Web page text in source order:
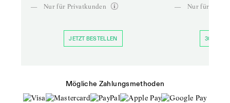
—
Nur für Privatkunden
JETZT BESTELLEN
—
Nur für
30 TAGE
Mögliche Zahlungsmethoden